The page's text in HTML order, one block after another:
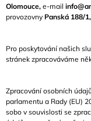
Olomouce, e-mail
provozovny Panská 188/
Pro poskytování našich
stránek zpracováváme
Zpracování osobních
parlamentu a Rady (EU)
sobo v souvislosti se
A
Í
T